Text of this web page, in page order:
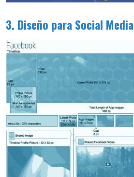
3. Diseño para Social Media